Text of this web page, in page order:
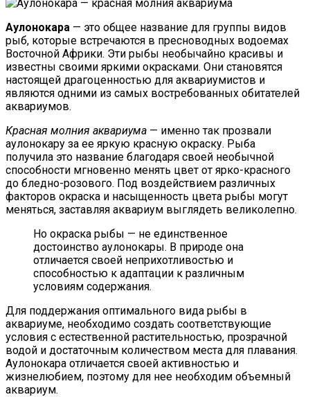
Аулонокара — это общее название для группы видов
рыб, которые встречаются в пресноводных водоемах
Восточной Африки. Эти рыбы необычайно красивы и
известны своими яркими окрасками. Они становятся
настоящей драгоценностью для аквариумистов и
являются одними из самых востребованных обитателей
аквариумов.
Красная молния аквариума — именно так прозвали
аулонокару за ее яркую красную окраску. Рыба
получила это название благодаря своей необычной
способности мгновенно менять цвет от ярко-красного
до бледно-розового. Под воздействием различных
факторов окраска и насыщенность цвета рыбы могут
меняться, заставляя аквариум выглядеть великолепно.
Но окраска рыбы — не единственное
достоинство аулонокары. В природе она
отличается своей неприхотливостью и
способностью к адаптации к различным
условиям содержания.
Для поддержания оптимального вида рыбы в
аквариуме, необходимо создать соответствующие
условия с естественной растительностью, прозрачной
водой и достаточным количеством места для плавания.
Аулонокара отличается своей активностью и
жизнелюбием, поэтому для нее необходим объемный
аквариум.